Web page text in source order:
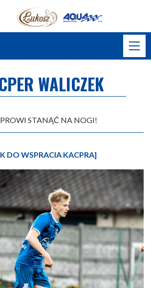
WALICZEK
STANĄĆ NA NOGI!
DO WSPRACIA KACPRA]